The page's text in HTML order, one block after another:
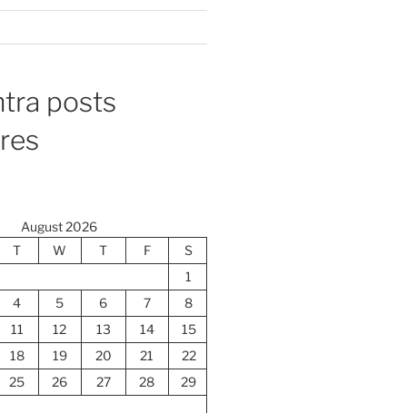
posts
August 2026
T
W T F
S
1
4
5 6 7
8
11
12 13 14
15
18
19 20 21
22
25
26 27 28 29